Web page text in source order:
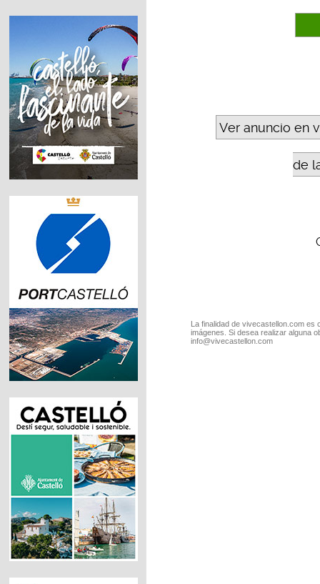
Ver anuncio en
de
La finalidad de vivecastellon.com
imágenes. Si desea realizar alguna
info@vivecastellon.com